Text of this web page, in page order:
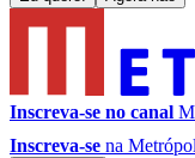
Inscreva-se no canal
Inscreva-se na